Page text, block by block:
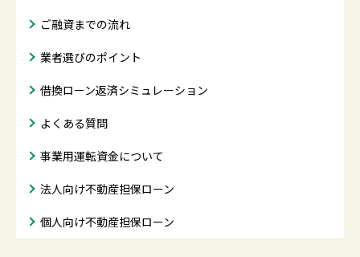
ご融資までの流れ
業者選びのポイント
借換ローン返済シミュレーション
よくある質問
事業用運転資金について
法人向け不動産担保ローン
個人向け不動産担保ローン